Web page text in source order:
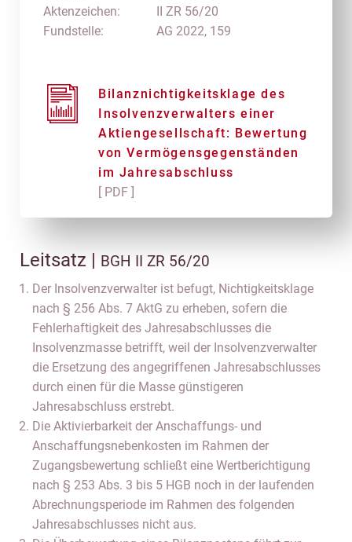
Aktenzeichen:
Fundstelle:
II ZR 56/20
AG 2022, 159
Bilanznichtigkeitsklage des
Insolvenzverwalters einer
Aktiengesellschaft: Bewertung
von Vermögensgegenständen
im Jahresabschluss
[ PDF ]
Leitsatz | BGH II ZR 56/20
Der Insolvenzverwalter ist befugt, Nichtigkeitsklage
nach § 256 Abs. 7 AktG zu erheben, sofern die
Fehlerhaftigkeit des Jahresabschlusses die
Insolvenzmasse betrifft, weil der Insolvenzverwalter
die Ersetzung des angegriffenen Jahresabschlusses
durch einen für die Masse günstigeren
Jahresabschluss erstrebt.
Die Aktivierbarkeit der Anschaffungs- und
Anschaffungsnebenkosten im Rahmen der
Zugangsbewertung schließt eine Wertberichtigung
nach § 253 Abs. 3 bis 5 HGB noch in der laufenden
Abrechnungsperiode im Rahmen des folgenden
Jahresabschlusses nicht aus.